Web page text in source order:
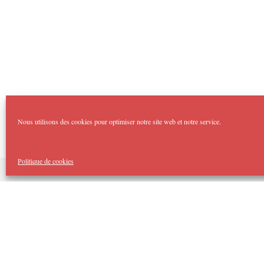
Nous utilisons des cookies pour optimiser notre site web et notre service.
Politique de cookies